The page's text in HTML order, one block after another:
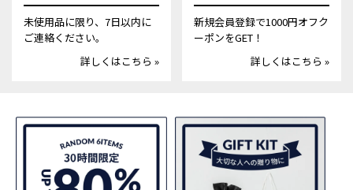
未使用品に限り、7日以内に
ご連絡ください。
詳しくはこちら »
新規会員登録で1000円オフク
ーポンをGET！
詳しくはこちら »